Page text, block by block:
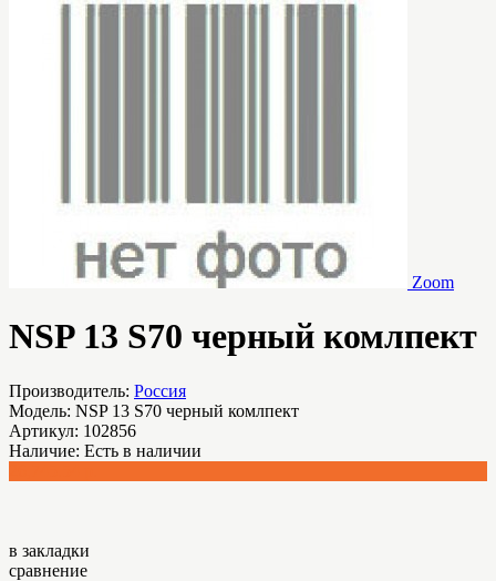
Zoom
NSP 13 S70 черный комлпект
Производитель: Россия
Модель: NSP 13 S70 черный комлпект
Артикул: 102856
Наличие: Есть в наличии
в закладки
сравнение